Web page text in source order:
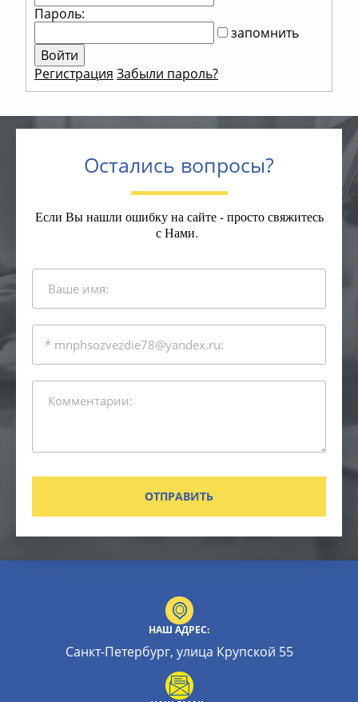
Пароль:
запомнить
Регистрация Забыли пароль?
Остались вопросы?
Если Вы нашли ошибку на сайте - просто свяжитесь
с Нами.
ОТПРАВИТЬ
НАШ АДРЕС:
Санкт-Петербург, улица Крупской 55